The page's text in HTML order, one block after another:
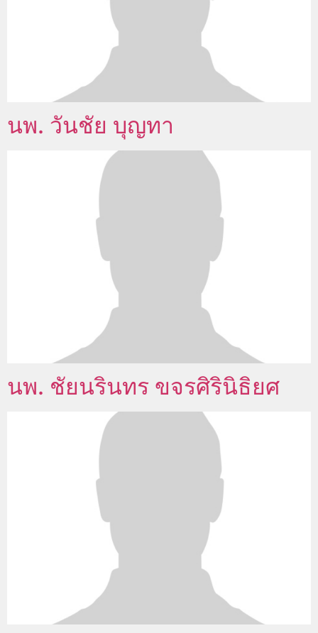
นพ. วันชัย บุญทา
นพ. ชัยนรินทร ขจรศิรินิธิยศ